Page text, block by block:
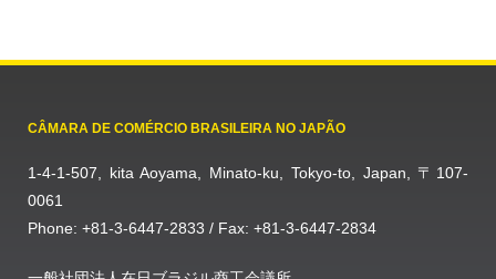
CÂMARA DE COMÉRCIO BRASILEIRA NO JAPÃO
1-4-1-507, kita Aoyama, Minato-ku, Tokyo-to, Japan, 〒107-
0061
Phone: +81-3-6447-2833 / Fax: +81-3-6447-2834